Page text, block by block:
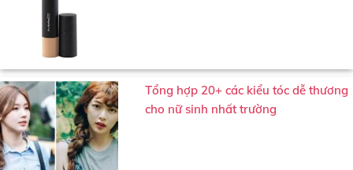
Tổng hợp 20+ các kiểu tóc dễ thương
cho nữ sinh nhất trường